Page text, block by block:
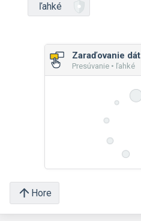
ľahké
Zaraďovanie dát
Presúvanie • ľahké
Hore